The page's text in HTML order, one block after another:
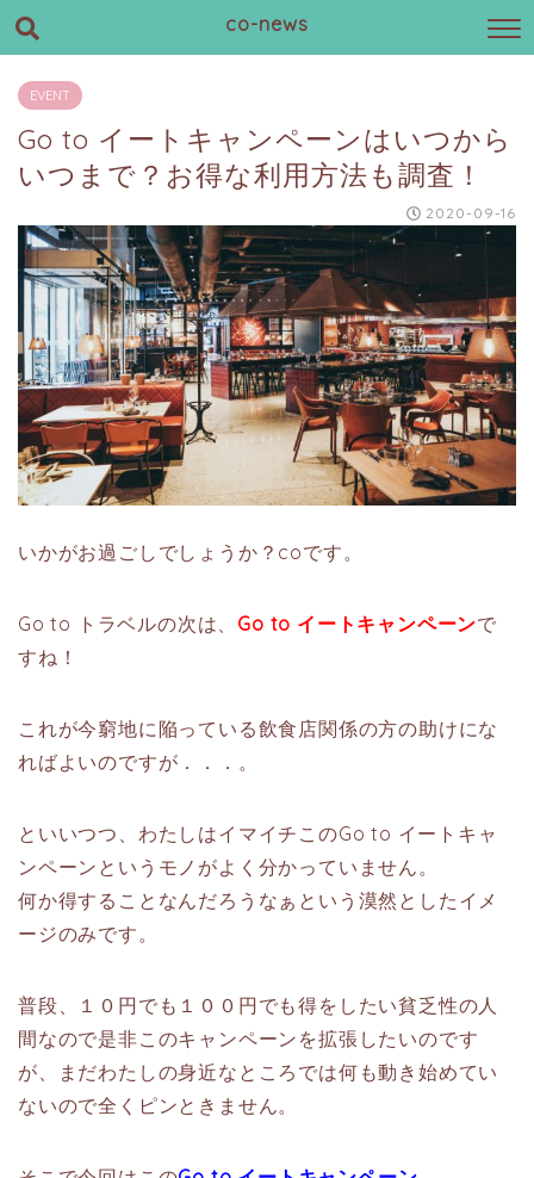
co-news
EVENT
Go to イートキャンペーンはいつから
いつまで？お得な利用方法も調査！
2020-09-16
いかがお過ごしでしょうか？coです。
Go to トラベルの次は、 Go to イートキャンペーンで
すね！
これが今窮地に陥っている飲食店関係の方の助けにな
ればよいのですが．．．。
といいつつ、わたしはイマイチこのGo to イートキャ
ンペーンというモノがよく分かっていません。
何か得することなんだろうなぁという漠然としたイメ
ージのみです。
普段、１０円でも１００円でも得をしたい貧乏性の人
間なので是非このキャンペーンを拡張したいのです
が、まだわたしの身近なところでは何も動き始めてい
ないので全くピンときません。